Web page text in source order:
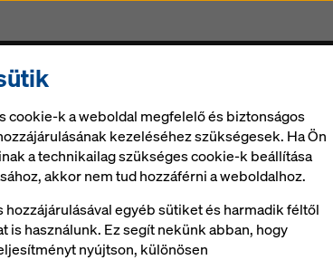
cookie-k a weboldal megfelelő és biztonságos
kezeléséhez szükségesek. Ha Ön
a technikailag szükséges cookie-k beállítása
akkor nem tud hozzáférni a weboldalhoz.
egyéb sütiket és harmadik féltől
is használunk. Ez segít nekünk abban, hogy
nyújtson, különösen